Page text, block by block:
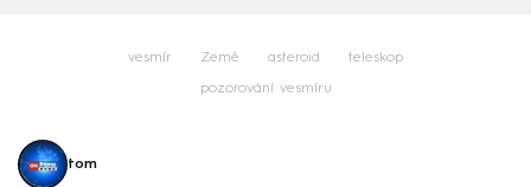
vesmír Země asteroid teleskop
pozorování vesmíru
tom